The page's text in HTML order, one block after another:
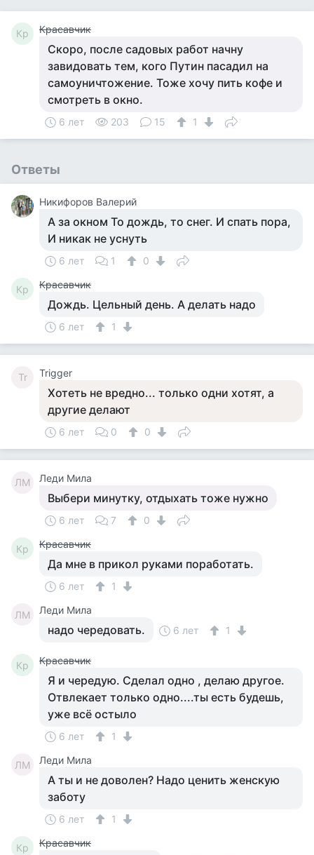
Кр Красавчик
Скоро, после садовых работ начну
завидовать тем, кого Путин пасадил на
самоуничтожение. Тоже хочу пить кофе и
смотреть в окно.
6 лет 203 15 1
Ответы
Никифоров Валерий
А за окном То дождь, то снег. И спать пора,
И никак не уснуть
6 лет 1 0
Кр Красавчик
Дождь. Цельный день. А делать надо
6 лет 1
Tr Trigger
Хотеть не вредно... только одни хотят, а
другие делают
6 лет 0 0
ЛМ Леди Мила
Выбери минутку, отдыхать тоже нужно
6 лет 7 0
Кр Красавчик
Да мне в прикол руками поработать.
6 лет 1
ЛМ Леди Мила
надо чередовать. 6 лет 1
Кр Красавчик
Я и чередую. Сделал одно , делаю другое.
Отвлекает только одно....ты есть будешь,
уже всё остыло
6 лет 1
ЛМ Леди Мила
А ты и не доволен? Надо ценить женскую
заботу
6 лет 1
Кр Красавчик